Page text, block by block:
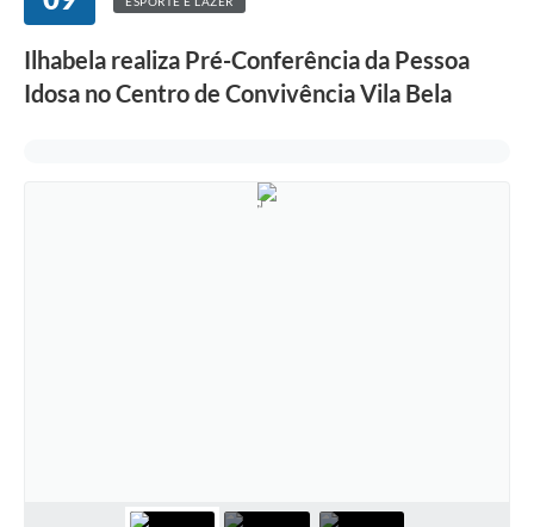
Ilhabela realiza Pré-Conferência da Pessoa
Idosa no Centro de Convivência Vila Bela